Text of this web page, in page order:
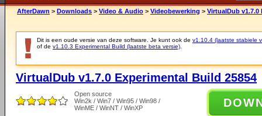
AfterDawn > Downloads > Video & Audio > Videobewerking > VirtualDub v1.7.0
Dit is een oude versie van deze software. Je kunt ook de v1.10.4 (laatste stabiele
of de v1.10.3 Experimental Build (laatste beta versie)
VirtualDub v1.7.0 Experimental Build 25854
Open source
Win2k / Win7 / Win95 / Win98 /
WinME / WinNT / WinXP